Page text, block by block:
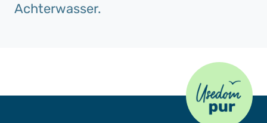
Achterwasser.
Usedom Pur